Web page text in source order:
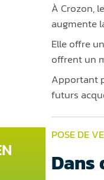
À Crozon,
augmente
Elle offre
offrent un
Apportant
futurs
POSE DE
Dans